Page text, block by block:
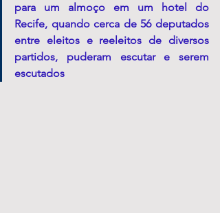
para um almoço em um hotel do
Recife, quando cerca de 56 deputados
entre eleitos e reeleitos de diversos
partidos, puderam escutar e serem
escutados